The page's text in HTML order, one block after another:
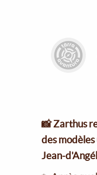
📸 Zarthus
des modèles
Jean-